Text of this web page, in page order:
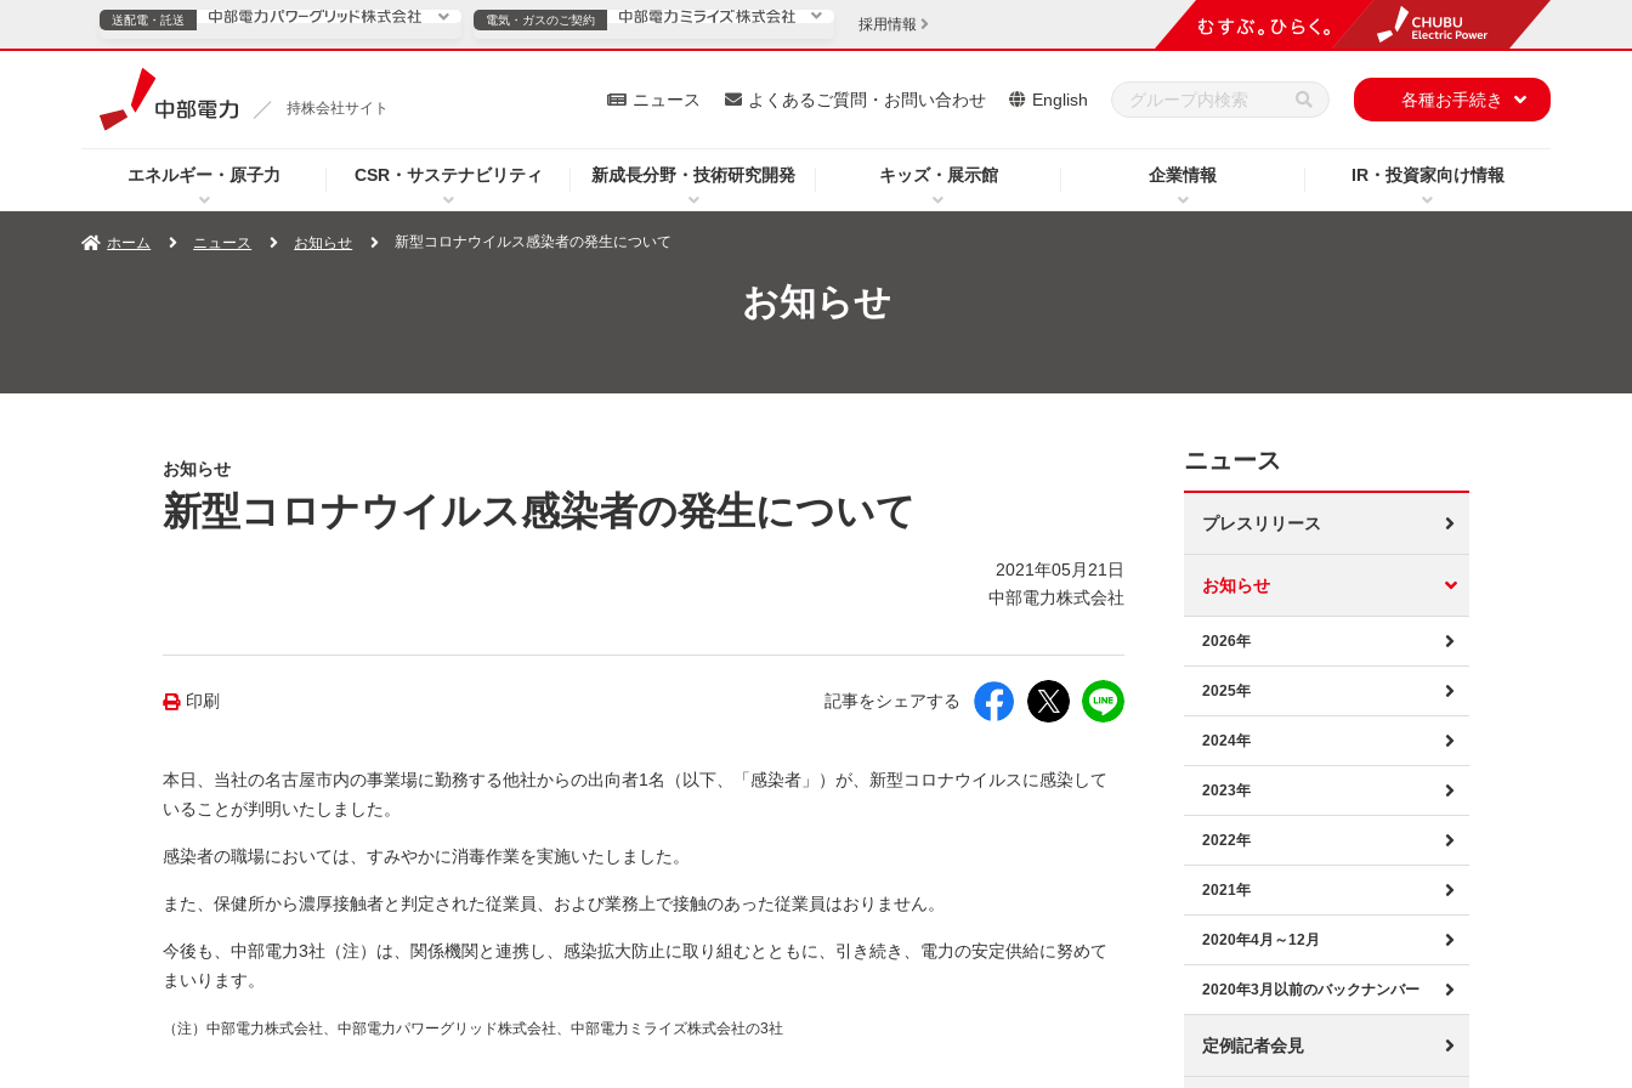
持株会社サイト
エネルギー・原子力 CSR・サステナビリティ 新成長分野・技術研究開発 キッズ・展示館 企業情報 IR・投資家向け情報
ニュース よくあるご質問・お問い合わせ English 各種お手続き
送配電・託送
TOPページへ ご案内 安定供給
企業情報
電気・ガスのご契約
電気・ガスのご契約
TOPページへ 個人のお客さま 法人のお客さま
採用情報
ホーム ニュース お知らせ 新型コロナウイルス感染者の発生について
お知らせ
お知らせ
新型コロナウイルス感染者の発生について
2021年05月21日
中部電力株式会社
印刷 記事をシェアする
本日、当社の名古屋市内の事業場に勤務する他社からの出向者1名（以下、「感染者」）が、新型コロナウイルスに感染して
いることが判明いたしました。
感染者の職場においては、すみやかに消毒作業を実施いたしました。
また、保健所から濃厚接触者と判定された従業員、および業務上で接触のあった従業員はおりません。
今後も、中部電力3社（注）は、関係機関と連携し、感染拡大防止に取り組むとともに、引き続き、電力の安定供給に努めて
まいります。
（注）中部電力株式会社、中部電力パワーグリッド株式会社、中部電力ミライズ株式会社の3社
ニュース
プレスリリース
お知らせ
2026年
2025年
2024年
2023年
2022年
2021年
2020年4月～12月
2020年3月以前のバックナンバー
定例記者会見